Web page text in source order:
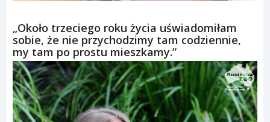
„Około trzeciego roku życia uświadomiłam
sobie, że nie przychodzimy tam codziennie,
my tam po prostu mieszkamy.”